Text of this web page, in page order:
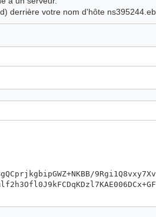
derrière votre nom d'hôte